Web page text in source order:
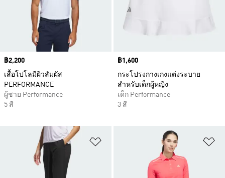
Price
฿2,200
เสื้อโปโลมีผิวสัมผัส
PERFORMANCE
ผู้ชาย Performance
5 สี
Price
฿1,600
กระโปรงกางเกงแต่งระบาย
สำหรับเด็กผู้หญิง
เด็ก Performance
3 สี
เพิ่มไปยังรายการสินค้าโปรด